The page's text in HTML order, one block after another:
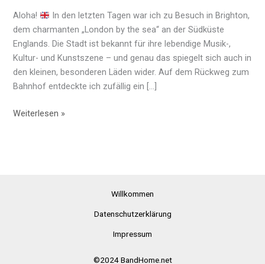
Aloha!
In den letzten Tagen war ich zu Besuch in Brighton,
dem charmanten „London by the sea“ an der Südküste
Englands. Die Stadt ist bekannt für ihre lebendige Musik-,
Kultur- und Kunstszene – und genau das spiegelt sich auch in
den kleinen, besonderen Läden wider. Auf dem Rückweg zum
Bahnhof entdeckte ich zufällig ein […]
Hobgoblin
Weiterlesen »
Willkommen
Datenschutzerklärung
Impressum
©2024 BandHome.net